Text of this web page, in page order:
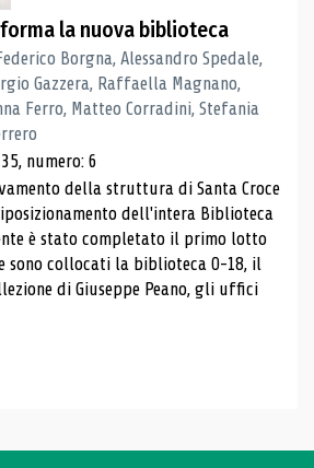
la nuova biblioteca
Borgna, Alessandro Spedale,
Gazzera, Raffaella Magnano,
Ferro, Matteo Corradini, Stefania
numero: 6
della struttura di Santa Croce
dell'intera Biblioteca
è stato completato il primo lotto
sono collocati la biblioteca 0-18, il
di Giuseppe Peano, gli uffici